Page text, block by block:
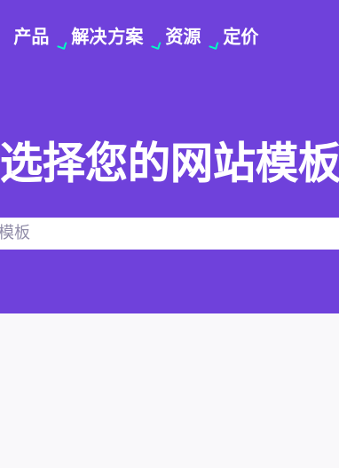
产品 解决方案 资源 定价
选择您的网站模板